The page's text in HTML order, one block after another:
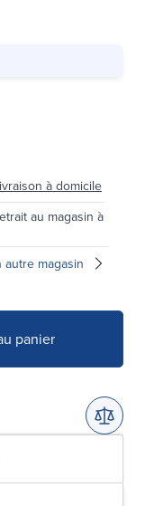
à domicile
au magasin à
autre magasin
panier